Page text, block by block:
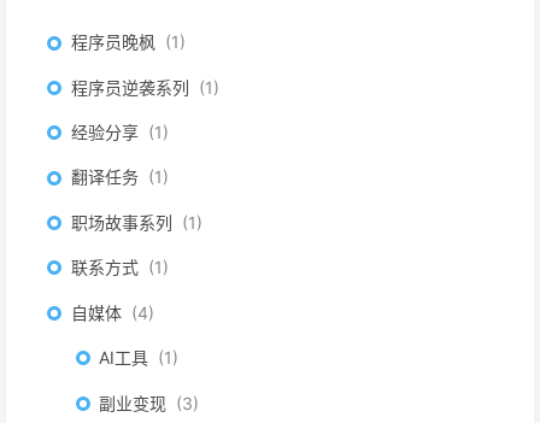
程序员晚枫 1
程序员逆袭系列 1
经验分享 1
翻译任务 1
职场故事系列 1
联系方式 1
自媒体 4
AI工具 1
副业变现 3